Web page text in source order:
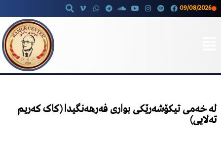
09/08/2026
لە خەمی تیکۆشەرێکی بواری فەرهەنگیدا (کاک کەریم
تەلایی)